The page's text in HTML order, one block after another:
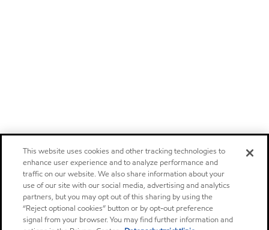
This website uses cookies and other tracking technologies to
enhance user experience and to analyze performance and
traffic on our website. We also share information about your
use of our site with our social media, advertising and analytics
partners, but you may opt out of this sharing by using the
“Reject optional cookies” button or by opt-out preference
signal from your browser. You may find further information and